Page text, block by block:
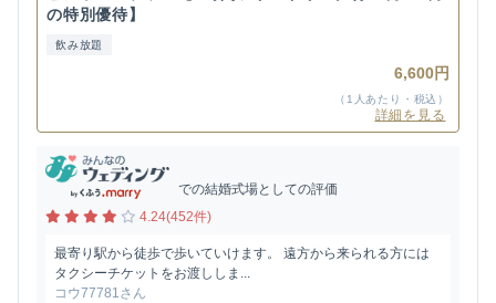
の特別優待】
飲み放題
6,600円
（1人あたり・税込）
詳細を見る
での結婚式場としての評価
4.24(452件)
最寄り駅から徒歩で歩いていけます。 遠方から来られる方には
タクシーチケットをお渡ししま...
コウ77781さん